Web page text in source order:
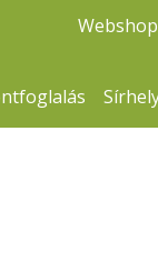
Webshop